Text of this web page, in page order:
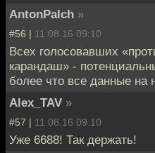
AntonPalch »
#56 | 11.08.16 09:10
Всех голосовавших
карандаш» -
более что все данные на
Alex_TAV »
#57 | 11.08.16 09:10
Уже 6688! Так держать!